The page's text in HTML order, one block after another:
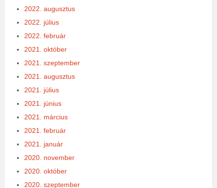
2022. augusztus
2022. július
2022. február
2021. október
2021. szeptember
2021. augusztus
2021. július
2021. június
2021. március
2021. február
2021. január
2020. november
2020. október
2020. szeptember